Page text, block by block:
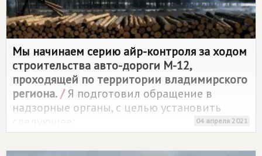
Мы начинаем серию айр-контроля за ходом
строительства авто-дороги М-12,
проходящей по территории владимирского
региона./Я подготовил обращение в
надзорные органы, с целью установить
04 апреля 2021